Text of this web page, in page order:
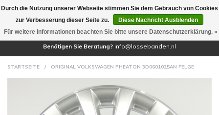
(0)
Benötigen Sie Beratung? info@lossebanden.nl
STARTSEITE / ORIGINAL VOLKSWAGEN PHEATON 3D0601025AN FELGE
Durch die Nutzung unserer Webseite stimmen Sie dem Gebrauch von Cookies
zur Verbesserung dieser Seite zu.
Diese Nachricht Ausblenden
Für weitere Informationen beachten Sie bitte unsere Datenschutzerklärung. »